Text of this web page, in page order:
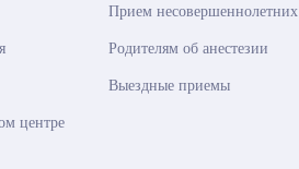
центре
Прием несовершеннолетних
Родителям об анестезии
Выездные приемы